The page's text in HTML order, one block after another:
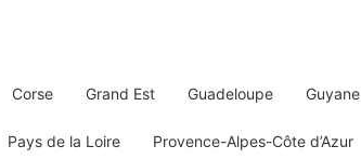
Corse Grand Est Guadeloupe Guyane
Pays de la Loire Provence-Alpes-Côte d’Azur